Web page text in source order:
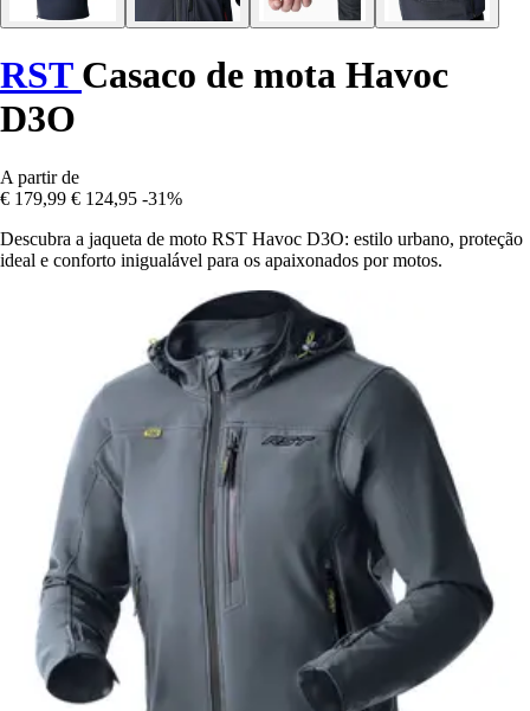
RST Casaco de mota Havoc
D3O
A partir de
€ 179,99 € 124,95 -31%
Descubra a jaqueta de moto RST Havoc D3O: estilo urbano, proteção
ideal e conforto inigualável para os apaixonados por motos.